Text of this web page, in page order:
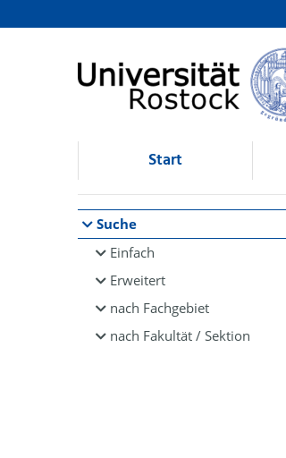
Browsen
direkt zum Inhalt
Start
Suche
Einfach
Erweitert
nach Fachgebiet
nach Fakultät / Sektion